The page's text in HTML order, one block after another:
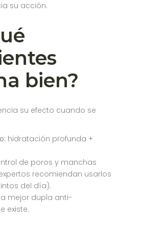
su acción.
bien?
su efecto cuando se
hidratación profunda +
de poros y manchas
recomiendan usarlos
del día).
la mejor dupla anti-
existe.